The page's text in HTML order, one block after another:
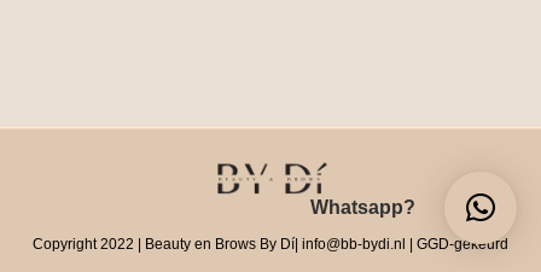
Berichtnavigatie
Copyright 2022 | Beauty en Brows By Dí| info@bb-bydi.nl | GGD-gekeurd
Whatsapp?